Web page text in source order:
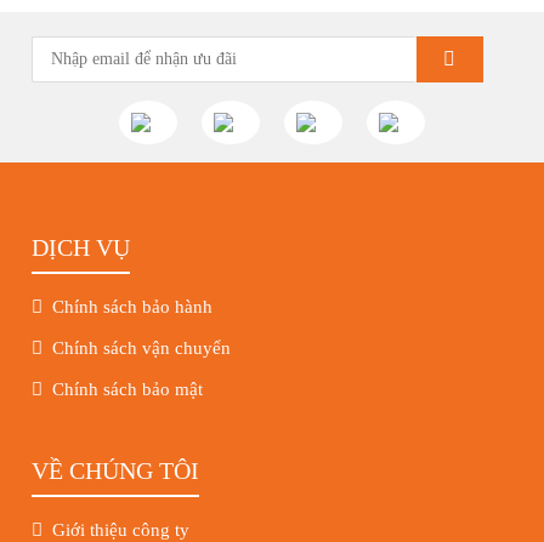
DỊCH VỤ
Chính sách bảo hành
Chính sách vận chuyển
Chính sách bảo mật
VỀ CHÚNG TÔI
Giới thiệu công ty